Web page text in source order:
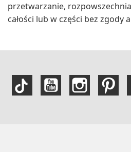
przetwarzanie,
całości lub w części bez zgody